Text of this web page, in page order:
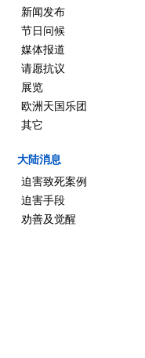
新闻发布
节日问候
媒体报道
请愿抗议
展览
欧洲天国乐团
其它
大陆消息
迫害致死案例
迫害手段
劝善及觉醒